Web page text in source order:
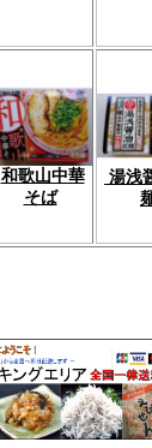
和歌山中華
そば
湯浅